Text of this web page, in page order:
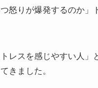
怒りが爆発するのか」
レスを感じやすい人」
きました。